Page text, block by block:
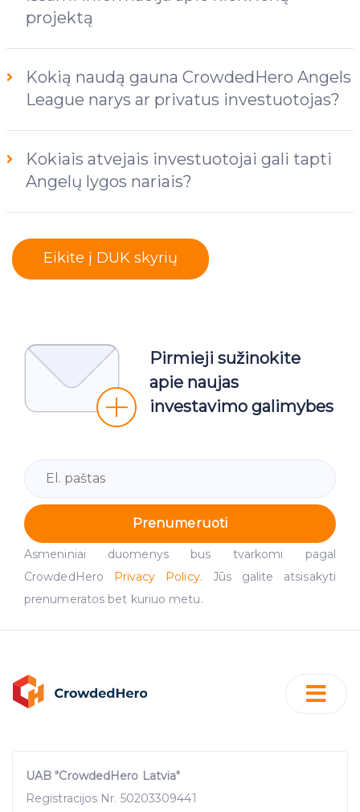
projektą
Kokią naudą gauna CrowdedHero Angels
League narys ar privatus investuotojas?
Kokiais atvejais investuotojai gali tapti
Angelų lygos nariais?
Eikite į DUK skyrių
Pirmieji sužinokite
apie naujas
investavimo galimybes
Prenumeruoti
Asmeniniai duomenys bus tvarkomi pagal
CrowdedHero Privacy Policy. Jūs galite atsisakyti
prenumeratos bet kuriuo metu.
UAB "CrowdedHero Latvia"
Registracijos Nr. 50203309441